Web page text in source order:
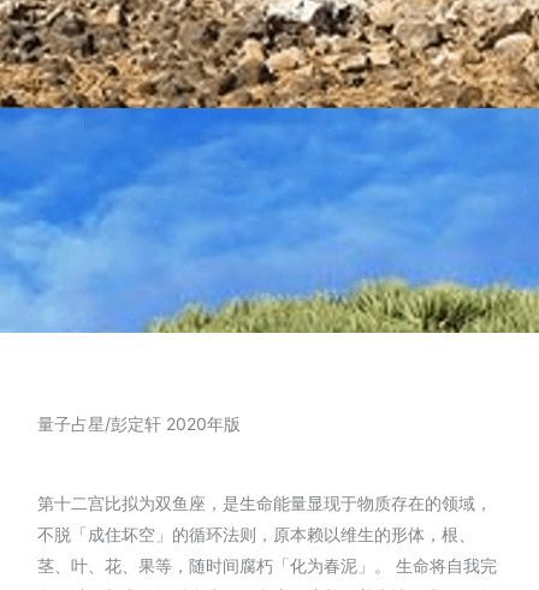
量子占星/彭定轩 2020年版
第十二宫比拟为双鱼座，是生命能量显现于物质存在的领域，
不脱「成住坏空」的循环法则，原本赖以维生的形体，根、
茎、叶、花、果等，随时间腐朽「化为春泥」。 生命将自我完